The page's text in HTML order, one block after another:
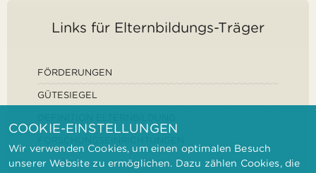
Links für Elternbildungs-Träger
FÖRDERUNGEN
GÜTESIEGEL
COOKIE-EINSTELLUNGEN
Wir verwenden Cookies, um einen optimalen Besuch
unserer Website zu ermöglichen. Dazu zählen Cookies, die